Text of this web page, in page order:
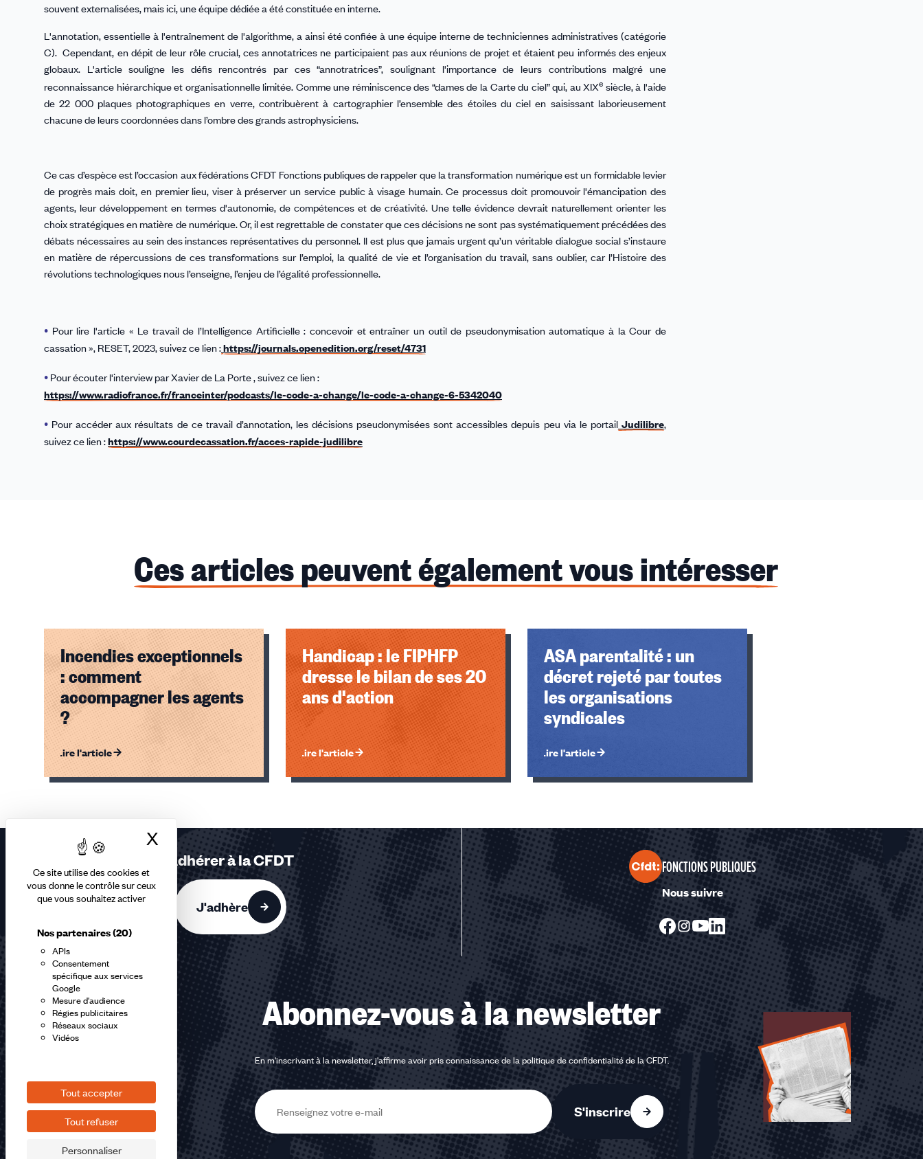
Ce site utilise des cookies et
vous donne le contrôle sur ceux
que vous souhaitez activer
Nos partenaires(20)
APIs
Consentement
spécifique aux services
Google
Mesure d'audience
Régies publicitaires
Réseaux sociaux
Vidéos
Tout accepter
Tout refuser
Personnaliser
X Masquer le bandeau des cookies
souvent externalisées, mais ici, une équipe dédiée a été constituée en interne.
L'annotation, essentielle à l'entraînement de l'algorithme, a ainsi été confiée à une équipe interne de techniciennes administratives (catégorie
C). Cependant, en dépit de leur rôle crucial, ces annotatrices ne participaient pas aux réunions de projet et étaient peu informés des enjeux
globaux. L'article souligne les défis rencontrés par ces “annotratrices”, soulignant l'importance de leurs contributions malgré une
reconnaissance hiérarchique et organisationnelle limitée. Comme une réminiscence des “dames de la Carte du ciel” qui, au XIXe siècle, à l'aide
de 22 000 plaques photographiques en verre, contribuèrent à cartographier l’ensemble des étoiles du ciel en saisissant laborieusement
chacune de leurs coordonnées dans l’ombre des grands astrophysiciens.
Ce cas d’espèce est l’occasion aux fédérations CFDT Fonctions publiques de rappeler que la transformation numérique est un formidable levier
de progrès mais doit, en premier lieu, viser à préserver un service public à visage humain. Ce processus doit promouvoir l'émancipation des
agents, leur développement en termes d'autonomie, de compétences et de créativité. Une telle évidence devrait naturellement orienter les
choix stratégiques en matière de numérique. Or, il est regrettable de constater que ces décisions ne sont pas systématiquement précédées des
débats nécessaires au sein des instances représentatives du personnel. Il est plus que jamais urgent qu’un véritable dialogue social s’instaure
en matière de répercussions de ces transformations sur l’emploi, la qualité de vie et l’organisation du travail, sans oublier, car l’Histoire des
révolutions technologiques nous l’enseigne, l’enjeu de l’égalité professionnelle.
• Pour lire l'article « Le travail de l’Intelligence Artificielle : concevoir et entraîner un outil de pseudonymisation automatique à la Cour de
cassation », RESET, 2023, suivez ce lien :https://journals.openedition.org/reset/4731
• Pour écouter l'interview parXavier de La Porte , suivez ce lien :
https://www.radiofrance.fr/franceinter/podcasts/le-code-a-change/le-code-a-change-6-5342040
• Pour accéder aux résultats de ce travail d’annotation, les décisions pseudonymisées sont accessibles depuis peu via le portailJudilibre,
suivez ce lien :https://www.courdecassation.fr/acces-rapide-judilibre
Ces articles peuvent également vous intéresser
Incendies exceptionnels
: comment
accompagner les agents
?
Lire l'article
Handicap : le FIPHFP
dresse le bilan de ses 20
ans d'action
Lire l'article
ASA parentalité : un
décret rejeté par toutes
les organisations
syndicales
Lire l'article
Éléments
3
accessibles
Adhérer à la CFDT
J'adhère
FONCTIONS PUBLIQUES
Nous suivre
Abonnez-vous à la newsletter
En m'inscrivant à la newsletter, j'affirme avoir pris connaissance de lapolitique de confidentialité de la CFDT.
E-
mail
S'inscrire